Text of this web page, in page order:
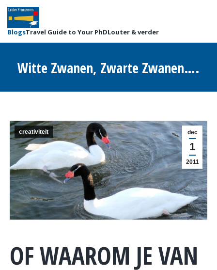
BlogsTravel Guide to Your PhDLouter & verder
Witte Zwanen, Zwarte Zwanen….
dec
1
2011
creativiteit
OF WAAROM JE VAN